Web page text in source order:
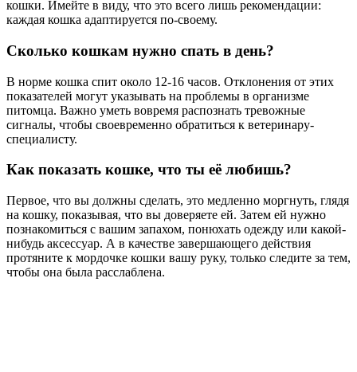
кошки. Имейте в виду, что это всего лишь рекомендации:
каждая кошка адаптируется по-своему.
Сколько кошкам нужно спать в день?
В норме кошка спит около 12-16 часов. Отклонения от этих
показателей могут указывать на проблемы в организме
питомца. Важно уметь вовремя распознать тревожные
сигналы, чтобы своевременно обратиться к ветеринару-
специалисту.
Как показать кошке, что ты её любишь?
Первое, что вы должны сделать, это медленно моргнуть, глядя
на кошку, показывая, что вы доверяете ей. Затем ей нужно
познакомиться с вашим запахом, понюхать одежду или какой-
нибудь аксессуар. А в качестве завершающего действия
протяните к мордочке кошки вашу руку, только следите за тем,
чтобы она была расслаблена.